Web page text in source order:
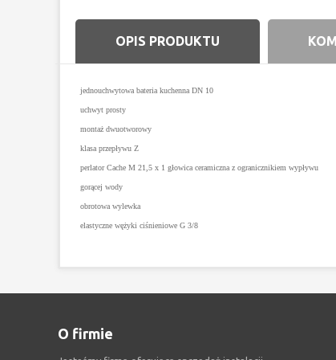
OPIS PRODUKTU
jednouchwytowa bateria kuchenna DN 10
uchwyt prosty
montaż dwuotworowy
klasa przepływu Z
perlator Cache M 21,5 x 1 głowica ceramiczna z ogranicznikiem wypływu
gorącej wody
obrotowa wylewka
elastyczne wężyki ciśnieniowe G 3/8
O firmie